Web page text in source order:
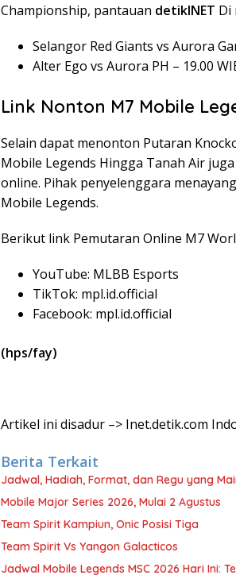
Championship, pantauan detikINET Di
Selangor Red Giants vs Aurora
Alter Ego vs Aurora PH – 19.00
Link Nonton M7 Mobile
Selain dapat menonton Putaran
Mobile Legends Hingga Tanah Air
online. Pihak penyelenggara
Mobile Legends.
Berikut link Pemutaran Online M7
YouTube: MLBB Esports
TikTok: mpl.id.official
Facebook: mpl.id.official
(hps/fay)
Artikel ini disadur –> Inet.detik.com
Berita Terkait
Jadwal, Hadiah, Format, dan Regu yang
Mobile Major Series 2026, Mulai 2 Agustus
Team Spirit Kampiun, Onic Posisi Tiga
Team Spirit Vs Yangon Galacticos
Jadwal Mobile Legends MSC 2026 Hari Ini: